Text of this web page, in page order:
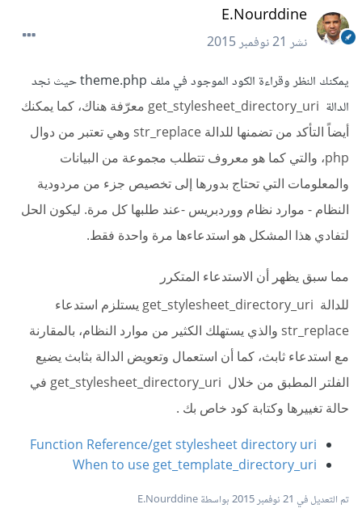
E.Nourddine
نشر21 نوفمبر 2015
يمكنك النظر وقراءة الكود الموجود في ملف theme.php حيث نجد
الدالة
get_stylesheet_directory_uri معرّفة هناك، كما يمكنك
أيضاً التأكد من تضمنها للدالة str_replace وهي تعتبر من دوال
php، والتي كما هو معروف تتطلب مجموعة من البيانات
والمعلومات التي تحتاج بدورها إلى تخصيص جزء من مردودية
النظام - موارد نظام ووردبريس -عند طلبها كل مرة. ليكون الحل
لتفادي هذا المشكل هو استدعاءها مرة واحدة فقط.
مما سبق يظهر أن الاستدعاء المتكرر
للدالة
get_stylesheet_directory_uri يستلزم استدعاء
str_replace والذي يستهلك الكثير من موارد النظام، بالمقارنة
مع استدعاء ثابث، كما أن استعمال وتعويض الدالة بثابث يضيع
الفلتر المطبق من خلال get_stylesheet_directory_uri في
حالة تغييرها وكتابة كود خاص بك .
Function Reference/get stylesheet directory uri
When to use get_template_directory_uri
تم التعديل في 21 نوفمبر 2015 بواسطة E.Nourddine